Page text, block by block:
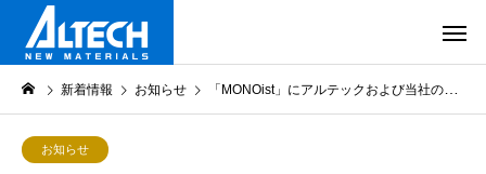
新着情報 お知らせ 「MONOist」にアルテックおよび当社のリサイクル事業の取組みが掲載されました
お知らせ